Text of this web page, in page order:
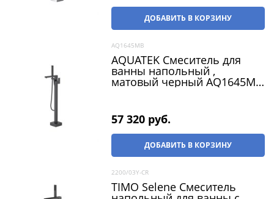
ДОБАВИТЬ В КОРЗИНУ
AQ1645MB
AQUATEK Смеситель для
ванны напольный ,
матовый черный AQ1645MB
57 320 руб.
ДОБАВИТЬ В КОРЗИНУ
2200/03Y-CR
TIMO Selene Смеситель